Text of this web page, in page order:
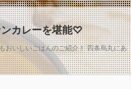
ンカレーを堪能♡
おいしいごはんのご紹介！ 四条烏丸にあ